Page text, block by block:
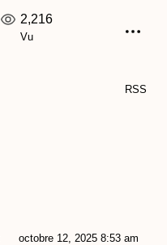
2,216
Vu
RSS
octobre 12, 2025 8:53 am